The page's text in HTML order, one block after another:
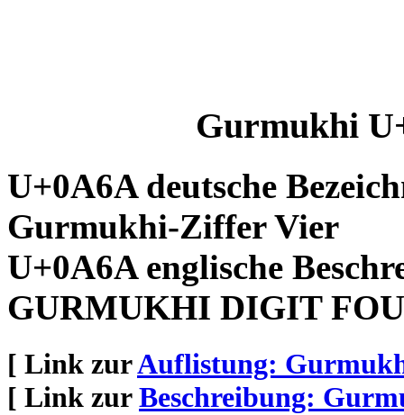
Gurmukhi
U+0A6A deutsche
Gurmukhi-Ziffer Vier
U+0A6A englische
GURMUKHI DIGIT
[ Link zurAuflistung:
[ Link zurBeschreibung: